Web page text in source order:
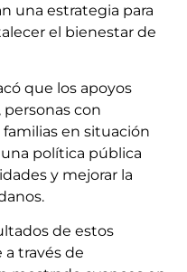
una estrategia para
el bienestar de
que los apoyos
con
en situación
política pública
y mejorar la
de estos
través de